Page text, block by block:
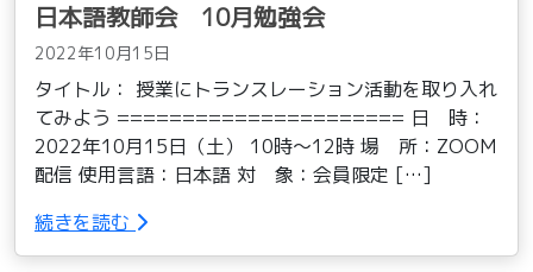
日本語教師会 10月勉強会
2022年10月15日
タイトル： 授業にトランスレーション活動を取り入れ
てみよう ====================== 日 時：
2022年10月15日（土） 10時〜12時 場 所：ZOOM
配信 使用言語：日本語 対 象：会員限定 […]
続きを読む